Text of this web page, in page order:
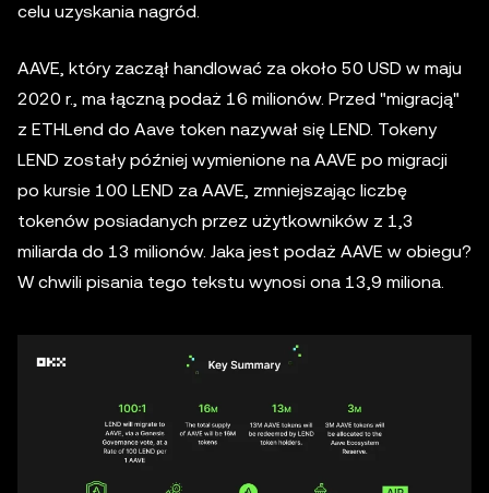
celu uzyskania nagród.
AAVE, który zaczął handlować za około 50 USD w maju
2020 r., ma łączną podaż 16 milionów. Przed "migracją"
z ETHLend do Aave token nazywał się LEND. Tokeny
LEND zostały później wymienione na AAVE po migracji
po kursie 100 LEND za AAVE, zmniejszając liczbę
tokenów posiadanych przez użytkowników z 1,3
miliarda do 13 milionów. Jaka jest podaż AAVE w obiegu?
W chwili pisania tego tekstu wynosi ona 13,9 miliona.